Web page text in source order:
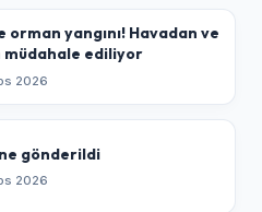
orman yangını! Havadan ve
müdahale ediliyor
2026
gönderildi
2026